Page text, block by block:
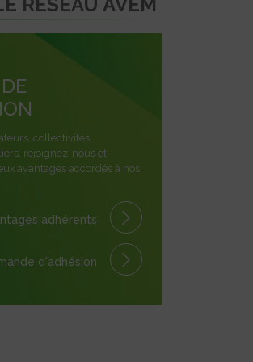
collectivités,
rejoignez-nous et
avantages accordés à nos
adhérents
d'adhésion